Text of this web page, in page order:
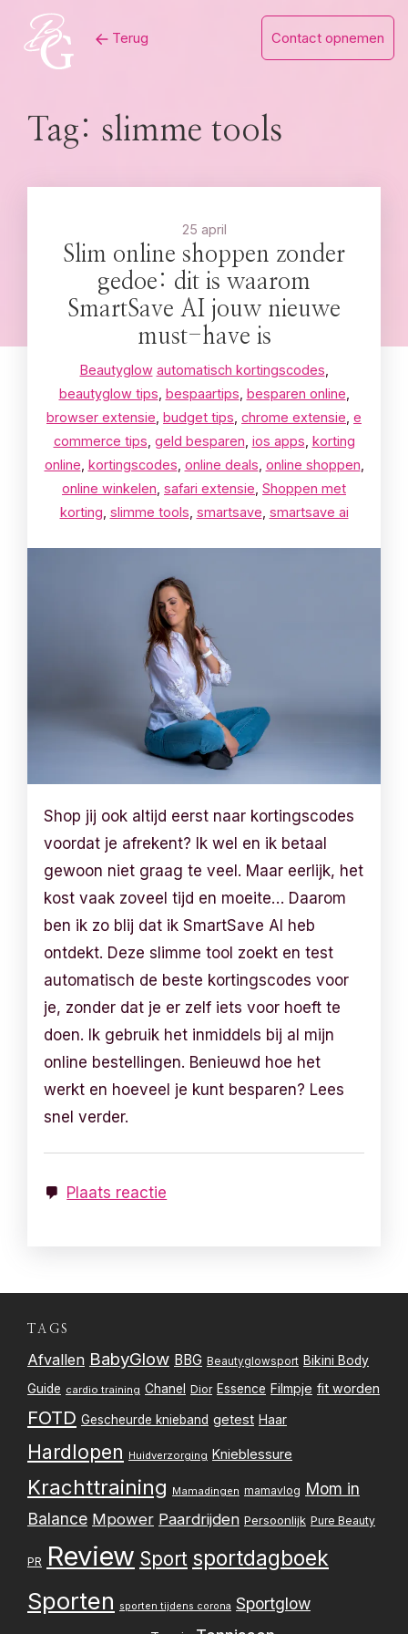
content
Terug Contact opnemen
Tag: slimme tools
25 april
Slim online shoppen zonder
gedoe: dit is waarom
SmartSave AI jouw nieuwe
must-have is
Beautyglow automatisch kortingscodes
beautyglow tips bespaartips besparen online
browser extensie budget tips chrome extensie e
commerce tips geld besparen ios apps korting
online kortingscodes online deals online shoppen
online winkelen safari extensie Shoppen met
korting slimme tools smartsave smartsave ai
Shop jij ook altijd eerst naar kortingscodes
voordat je afrekent? Ik wel en ik betaal
gewoon niet graag te veel. Maar eerlijk, het
kost vaak zoveel tijd en moeite… Daarom
ben ik zo blij dat ik SmartSave AI heb
ontdekt. Deze slimme tool zoekt en test
automatisch de beste kortingscodes voor
je, zonder dat je er zelf iets voor hoeft te
doen. Ik gebruik het inmiddels bij al mijn
online bestellingen. Benieuwd hoe het
werkt en hoeveel je kunt besparen? Lees
snel verder.
Plaats reactie
TAGS
Afvallen BabyGlow BBG Beautyglowsport Bikini Body
Guide cardio training Chanel Dior Essence Filmpje fit worden
FOTD Gescheurde knieband getest Haar
Hardlopen Huidverzorging Knieblessure
Krachttraining Mamadingen mamavlog Mom in
Balance Mpower Paardrijden Persoonlijk Pure Beauty
PR Review Sport sportdagboek
Sporten sporten tijdens corona Sportglow